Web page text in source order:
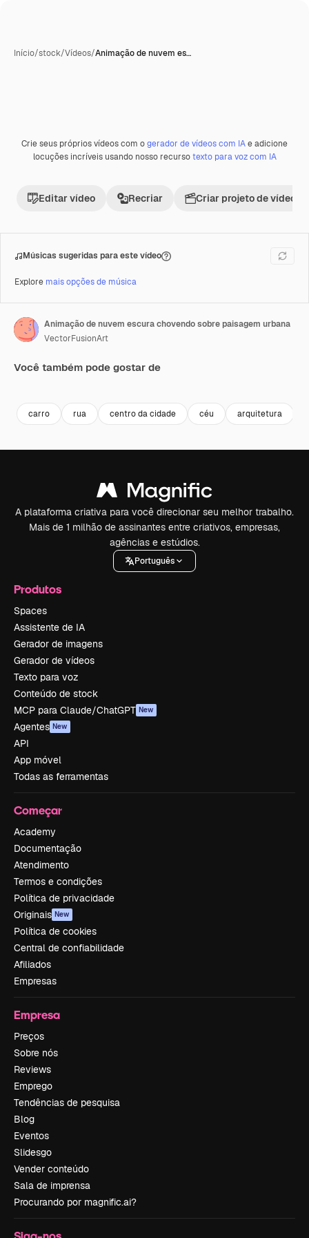
Início/stock/Vídeos/Animação de nuvem es…
PremiumGerada com IA
Crie seus próprios vídeos com ogerador de vídeos com IAe adicione
locuções incríveis usando nosso recursotexto para voz com IA
Editar vídeo Recriar Criar projeto de vídeo
Músicas sugeridas para este vídeo
Explore mais opções de música
Animação de nuvem escura chovendo sobre paisagem urbana
VectorFusionArt
Você também pode gostar de
carro rua centro da cidade céu arquitetura
A plataforma criativa para você direcionar seu melhor trabalho.
Mais de 1 milhão de assinantes entre criativos, empresas,
agências e estúdios.
Português
Produtos
Spaces
Assistente de IA
Gerador de imagens
Gerador de vídeos
Texto para voz
Conteúdo de stock
MCP para Claude/ChatGPT New
Agentes New
API
App móvel
Todas as ferramentas
Começar
Academy
Documentação
Atendimento
Termos e condições
Política de privacidade
Originais New
Política de cookies
Central de confiabilidade
Afiliados
Empresas
Empresa
Preços
Sobre nós
Reviews
Emprego
Tendências de pesquisa
Blog
Eventos
Slidesgo
Vender conteúdo
Sala de imprensa
Procurando por magnific.ai?